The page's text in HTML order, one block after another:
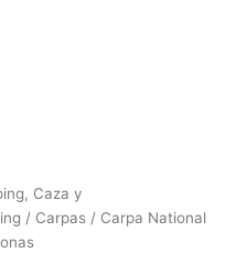
Caza y
/ Carpas / Carpa National